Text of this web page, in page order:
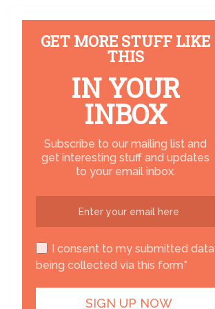
GET MORE STUFF LIKE
THIS
IN YOUR
INBOX
Subscribe to our mailing list and
get interesting stuff and updates
to your email inbox.
I consent to my submitted data
being collected via this form*